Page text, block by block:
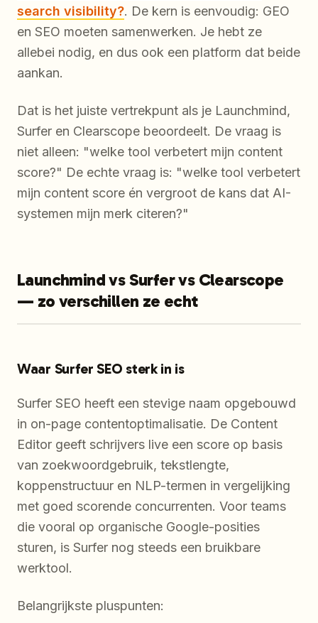
search visibility?. De kern is eenvoudig: GEO
en SEO moeten samenwerken. Je hebt ze
allebei nodig, en dus ook een platform dat beide
aankan.
Dat is het juiste vertrekpunt als je Launchmind,
Surfer en Clearscope beoordeelt. De vraag is
niet alleen: "welke tool verbetert mijn content
score?" De echte vraag is: "welke tool verbetert
mijn content score én vergroot de kans dat AI-
systemen mijn merk citeren?"
Launchmind vs Surfer vs Clearscope
— zo verschillen ze echt
Waar Surfer SEO sterk in is
Surfer SEO heeft een stevige naam opgebouwd
in on-page contentoptimalisatie. De Content
Editor geeft schrijvers live een score op basis
van zoekwoordgebruik, tekstlengte,
koppenstructuur en NLP-termen in vergelijking
met goed scorende concurrenten. Voor teams
die vooral op organische Google-posities
sturen, is Surfer nog steeds een bruikbare
werktool.
Belangrijkste pluspunten: